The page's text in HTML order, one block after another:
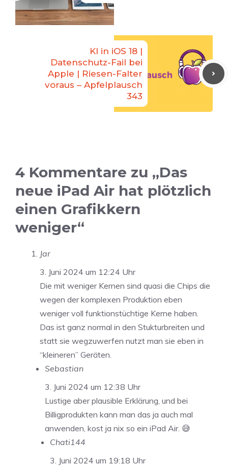
KI in iOS 18 |
Datenschutz-Fail bei
Apple | Riesen-Falter
voraus – Apfelplausch
343
4 Kommentare zu „Das
neue iPad Air hat plötzlich
einen Grafikkern
weniger“
Jar
3. Juni 2024 um 12:24 Uhr
Die mit weniger Kernen sind quasi die Chips die
wegen der komplexen Produktion eben
weniger voll funktionstüchtige Kerne haben.
Das ist ganz normal in den Stukturbreiten und
statt sie wegzuwerfen nutzt man sie eben in
“kleineren” Geräten.
Sebastian
3. Juni 2024 um 12:38 Uhr
Lustige aber plausible Erklärung, und bei
Billigprodukten kann man das ja auch mal
anwenden, kost ja nix so ein iPad Air. 😅
Chati144
3. Juni 2024 um 19:18 Uhr